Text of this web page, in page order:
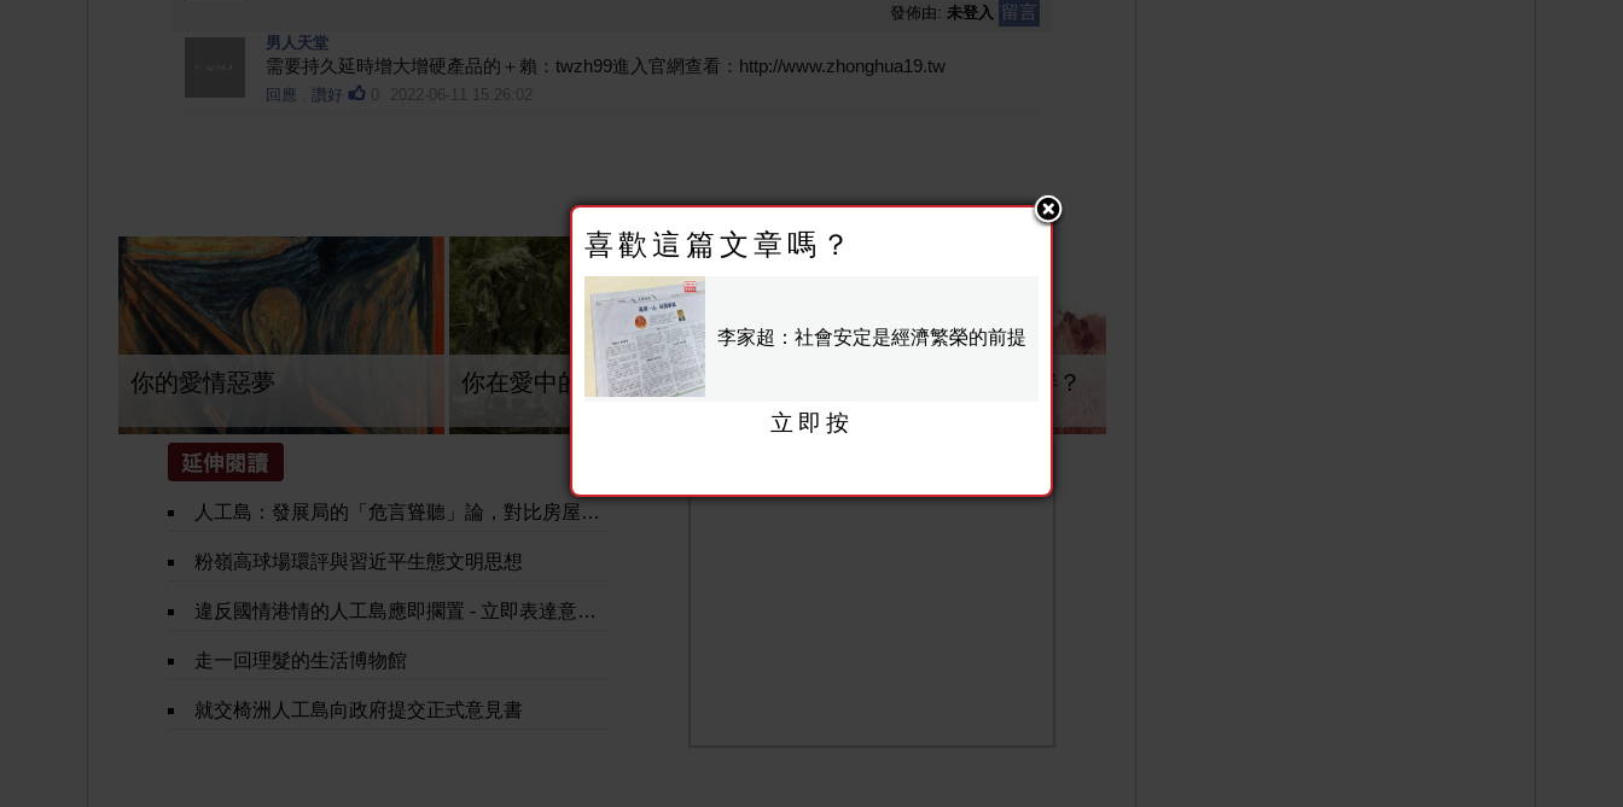
發佈由: 未登入 留言
男人天堂
需要持久延時增大增硬產品的＋賴：twzh99進入官網查看：http://www.zhonghua19.tw
回應 讚好 0 2022-06-11 15:26:02
你的愛情惡夢 你在愛中的偽裝術 你適合單身定係適合有伴？
人工島：發展局的「危言聳聽」論，對比房屋局的情理兼備
粉嶺高球場環評與習近平生態文明思想
違反國情港情的人工島應即擱置 - 立即表達意見（3月31日前）
走一回理髮的生活博物館
就交椅洲人工島向政府提交正式意見書
喜歡這篇文章嗎？
李家超：社會安定是經濟繁榮的前提
立即按